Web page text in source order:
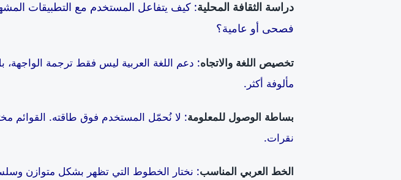
دراسة الثقافة المحلية: كيف يتفاعل المستخدم مع التطبيقات
فصحى أو عامية؟
تخصيص اللغة والاتجاه: دعم اللغة العربية ليس فقط ترجمة الواجهة،
مألوفة أكثر.
بساطة الوصول للمعلومة
نقرات.
الخط العربي المناسب: نختار الخطوط التي تظهر بشكل متوازن